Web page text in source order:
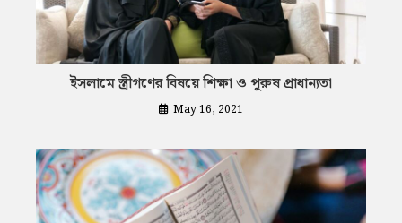
ইসলামে স্ত্রীগণের বিষয়ে শিক্ষা ও পুরুষ প্রাধান্যতা
May 16, 2021